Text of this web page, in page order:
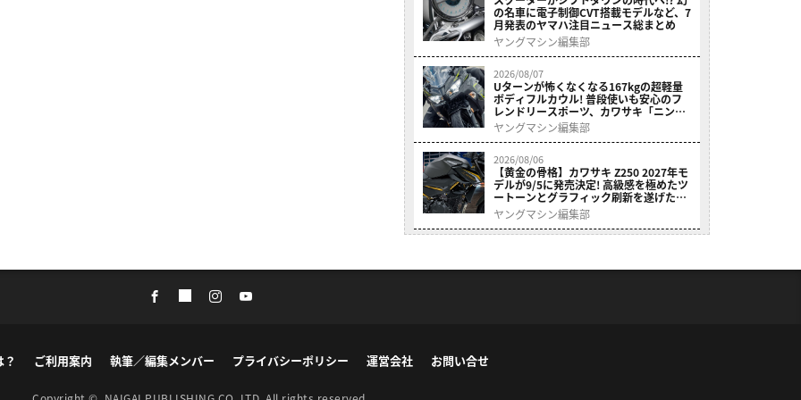
の名車に電子制御CVT搭載モデルなど、7
月発表のヤマハ注目ニュース総まとめ
ヤングマシン編集部
2026/08/07
Uターンが怖くなくなる167kgの超軽量
ボディフルカウル! 普段使いも安心のフ
レンドリースポーツ、カワサキ「ニンジ
ャ400」2027モデルが価格据え置きで
9/5発売
ヤングマシン編集部
2026/08/06
【黄金の骨格】カワサキ Z250 2027年モ
デルが9/5に発売決定! 高級感を極めたツ
ートーンとグラフィック刷新を遂げた本
格250ccスポーツだ
ヤングマシン編集部
ご利用案内 執筆／編集メンバー プライバシーポリシー 運営会社 お問い合せ